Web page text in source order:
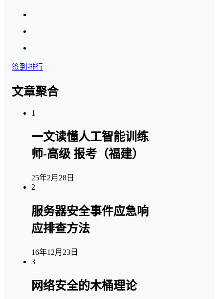
签到排行
文章聚合
1
一文读懂人工智能训练
师-高级 报考（福建）
25年2月28日
2
服务器安全事件应急响
应排查方法
16年12月23日
3
网络安全的木桶理论